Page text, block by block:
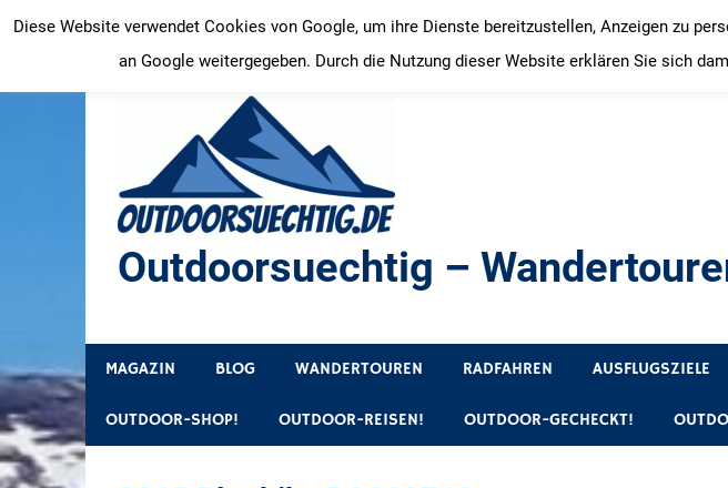
Inhalt
springen
Outdoorsuechtig –
MAGAZIN BLOG WANDERTOUREN RADFAHREN AUSFLUGSZIELE
OUTDOOR-SHOP! OUTDOOR-REISEN! OUTDOOR-GECHECKT!
Diese Website verwendet Cookies von Google, um ihre Dienste bereitzustellen, Anzeigen zu
an Google weitergegeben. Durch die Nutzung dieser Website erklären Sie sich